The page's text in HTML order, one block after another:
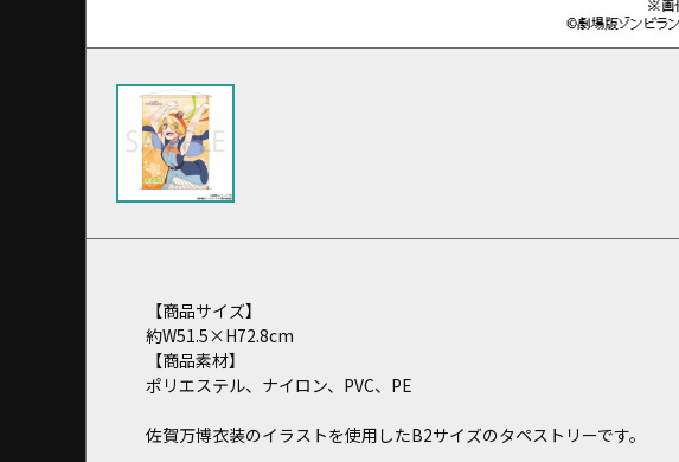
【商品サイズ】
約W51.5×H72.8cm
【商品素材】
ポリエステル、ナイロン、PVC、PE
佐賀万博衣装のイラストを使用したB2サイズのタペストリーです。